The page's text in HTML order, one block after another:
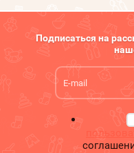
Подписаться на